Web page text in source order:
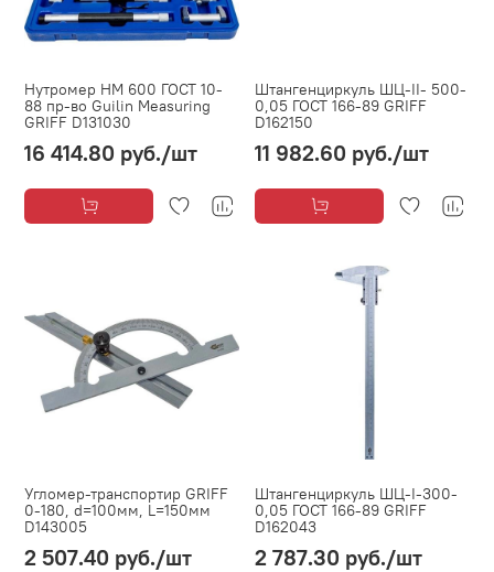
Нутромер НМ 600 ГОСТ 10-
88 пр-во Guilin Measuring
GRIFF D131030
16 414.80 руб./шт
Штангенциркуль ШЦ-II- 500-
0,05 ГОСТ 166-89 GRIFF
D162150
11 982.60 руб./шт
Угломер-транспортир GRIFF
0-180, d=100мм, L=150мм
D143005
2 507.40 руб./шт
Штангенциркуль ШЦ-I-300-
0,05 ГОСТ 166-89 GRIFF
D162043
2 787.30 руб./шт